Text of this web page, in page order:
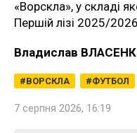
«Ворскла», у складі
Першій лізі 2025/
Владислав
ВОРСКЛА ФУТБОЛ
7 серпня 2026, 16:19